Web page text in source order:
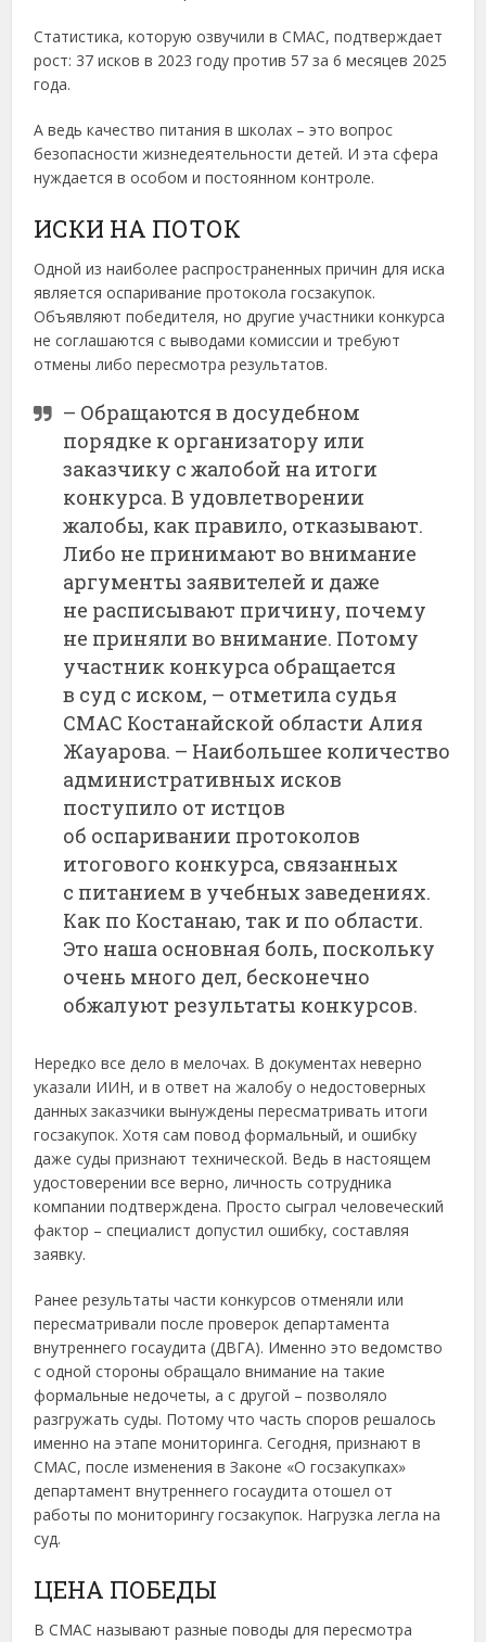
Статистика, которую озвучили в СМАС, подтверждает
рост: 37 исков в 2023 году против 57 за 6 месяцев 2025
года.
А ведь качество питания в школах – это вопрос
безопасности жизнедеятельности детей. И эта сфера
нуждается в особом и постоянном контроле.
ИСКИ НА ПОТОК
Одной из наиболее распространенных причин для иска
является оспаривание протокола госзакупок.
Объявляют победителя, но другие участники конкурса
не соглашаются с выводами комиссии и требуют
отмены либо пересмотра результатов.
– Обращаются в досудебном
порядке к организатору или
заказчику с жалобой на итоги
конкурса. В удовлетворении
жалобы, как правило, отказывают.
Либо не принимают во внимание
аргументы заявителей и даже
не расписывают причину, почему
не приняли во внимание. Потому
участник конкурса обращается
в суд с иском, – отметила судья
СМАС Костанайской области Алия
Жауарова. – Наибольшее количество
административных исков
поступило от истцов
об оспаривании протоколов
итогового конкурса, связанных
с питанием в учебных заведениях.
Как по Костанаю, так и по области.
Это наша основная боль, поскольку
очень много дел, бесконечно
обжалуют результаты конкурсов.
Нередко все дело в мелочах. В документах неверно
указали ИИН, и в ответ на жалобу о недостоверных
данных заказчики вынуждены пересматривать итоги
госзакупок. Хотя сам повод формальный, и ошибку
даже суды признают технической. Ведь в настоящем
удостоверении все верно, личность сотрудника
компании подтверждена. Просто сыграл человеческий
фактор – специалист допустил ошибку, составляя
заявку.
Ранее результаты части конкурсов отменяли или
пересматривали после проверок департамента
внутреннего госаудита (ДВГА). Именно это ведомство
с одной стороны обращало внимание на такие
формальные недочеты, а с другой – позволяло
разгружать суды. Потому что часть споров решалось
именно на этапе мониторинга. Сегодня, признают в
СМАС, после изменения в Законе «О госзакупках»
департамент внутреннего госаудита отошел от
работы по мониторингу госзакупок. Нагрузка легла на
суд.
ЦЕНА ПОБЕДЫ
В СМАС называют разные поводы для пересмотра